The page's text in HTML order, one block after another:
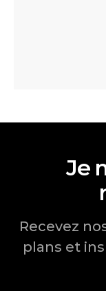
Je
Recevez
plans et